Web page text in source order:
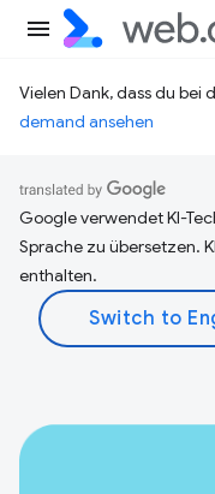
Vielen Dank, dass du bei
demand ansehen
Google verwendet KI-
Sprache zu übersetzen.
enthalten.